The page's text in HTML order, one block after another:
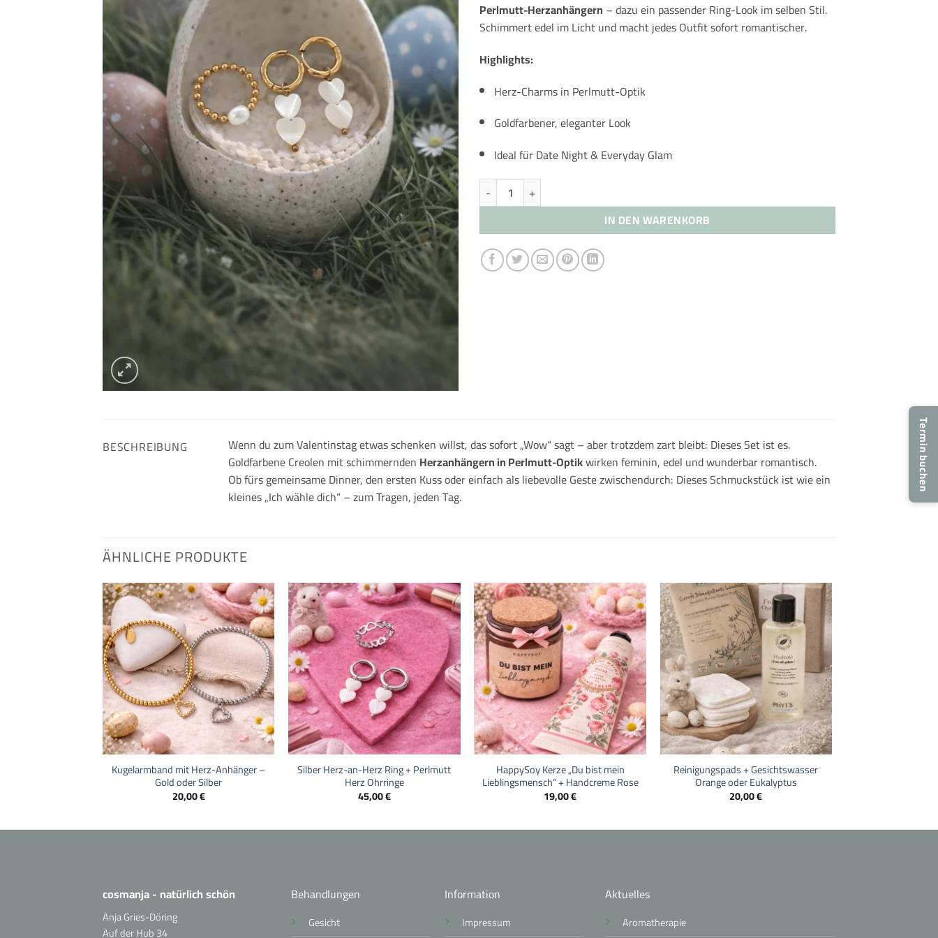
Termin buchen
Perlmutt-Herzanhängern – dazu ein passender Ring-Look im selben Stil.
Schimmert edel im Licht und macht jedes Outfit sofort romantischer.
Highlights:
Herz-Charms in Perlmutt-Optik
Goldfarbener, eleganter Look
Ideal für Date Night & Everyday Glam
Perlmutt Herz Ohrringe + Ring - Gold oder Silber Menge
IN DEN WARENKORB
BESCHREIBUNG
Wenn du zum Valentinstag etwas schenken willst, das sofort „Wow“ sagt – aber trotzdem zart bleibt: Dieses Set ist es.
Goldfarbene Creolen mit schimmernden Herzanhängern in Perlmutt-Optikwirken feminin, edel und wunderbar romantisch.
Ob fürs gemeinsame Dinner, den ersten Kuss oder einfach als liebevolle Geste zwischendurch: Dieses Schmuckstück ist wie ein
kleines „Ich wähle dich“ – zum Tragen, jeden Tag.
ÄHNLICHE PRODUKTE
+
Kugelarmband mit Herz-Anhänger –
Gold oder Silber
20,00€
+
Silber Herz-an-Herz Ring + Perlmutt
Herz Ohrringe
45,00€
+
HappySoy Kerze „Du bist mein
Lieblingsmensch“ + Handcreme Rose
19,00€
+
Reinigungspads + Gesichtswasser
Orange oder Eukalyptus
20,00€
cosmanja - natürlich schön
Anja Gries-Döring
Auf der Hub 34
Behandlungen
Gesicht
Information
Impressum
Aktuelles
Aromatherapie